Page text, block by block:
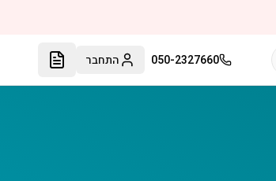
050-2327660 התחבר